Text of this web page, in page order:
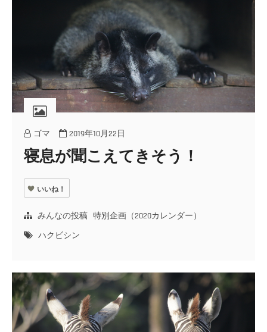
ゴマ 2019年10月22日
寝息が聞こえてきそう！
いいね！
みんなの投稿 特別企画（2020カレンダー）
ハクビシン